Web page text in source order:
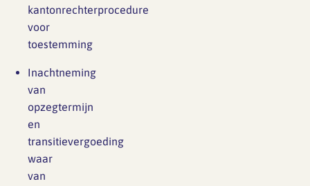
kantonrechterprocedure
voor
toestemming
Inachtneming
van
opzegtermijn
en
transitievergoeding
waar
van